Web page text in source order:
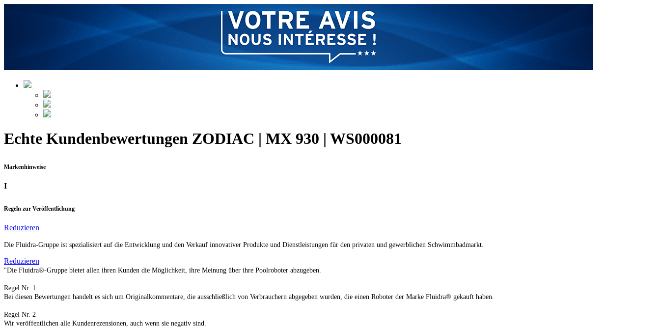
Echte Kundenbewertungen ZODIAC | MX 930 | WS000081
Markenhinweise
I
Regeln zur Veröffentlichung
Reduzieren
Die Fluidra-Gruppe ist spezialisiert auf die Entwicklung und den Verkauf innovativer Produkte und Dienstleistungen für den privaten und gewerblichen Schwimmbadmarkt.
Reduzieren
"Die Fluidra®-Gruppe bietet allen ihren Kunden die Möglichkeit, ihre Meinung über ihre Poolroboter abzugeben.
Regel Nr. 1
Bei diesen Bewertungen handelt es sich um Originalkommentare, die ausschließlich von Verbrauchern abgegeben wurden, die einen Roboter der Marke Fluidra® gekauft haben.
Regel Nr. 2
Wir veröffentlichen alle Kundenrezensionen, auch wenn sie negativ sind.